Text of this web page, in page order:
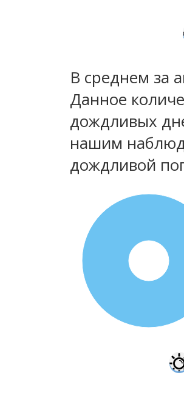
В среднем за
Данное
дождливых
нашим
дождливой